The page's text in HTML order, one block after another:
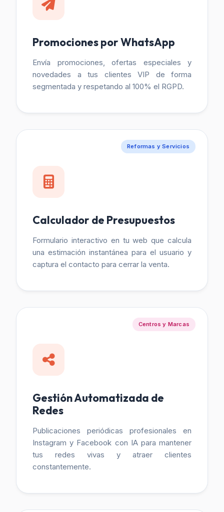
Promociones por WhatsApp
Envía promociones, ofertas especiales y
novedades a tus clientes VIP de forma
segmentada y respetando al 100% el RGPD.
Reformas y Servicios
Calculador de Presupuestos
Formulario interactivo en tu web que calcula
una estimación instantánea para el usuario y
captura el contacto para cerrar la venta.
Centros y Marcas
Gestión Automatizada de
Redes
Publicaciones periódicas profesionales en
Instagram y Facebook con IA para mantener
tus redes vivas y atraer clientes
constantemente.